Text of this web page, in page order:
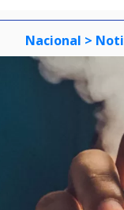
Nacional >